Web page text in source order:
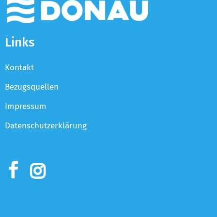
Links
Kontakt
Bezugsquellen
Impressum
Datenschutzerklärung